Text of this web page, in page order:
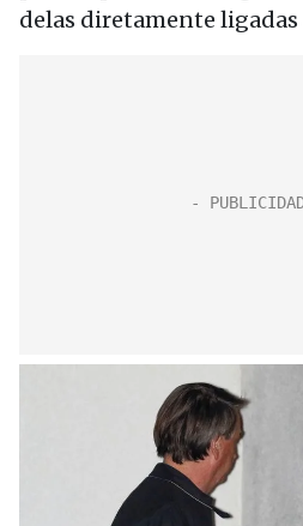
delas diretamente ligadas